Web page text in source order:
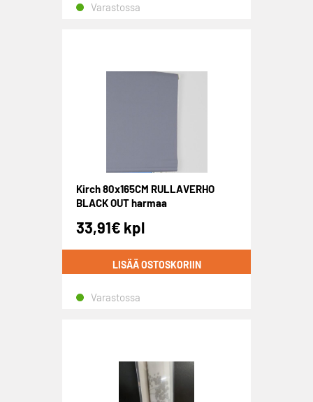
Varastossa
Kirch 80x165CM RULLAVERHO
BLACK OUT harmaa
33,91€ kpl
LISÄÄ OSTOSKORIIN
Varastossa